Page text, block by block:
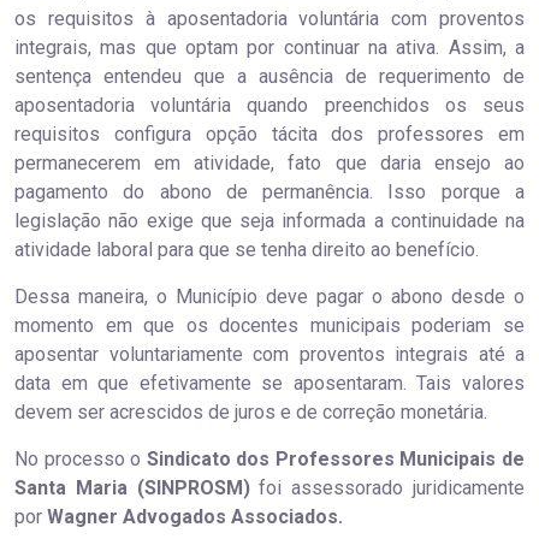
os requisitos à aposentadoria voluntária com proventos
integrais, mas que optam por continuar na ativa. Assim, a
sentença entendeu que a ausência de requerimento de
aposentadoria voluntária quando preenchidos os seus
requisitos configura opção tácita dos professores em
permanecerem em atividade, fato que daria ensejo ao
pagamento do abono de permanência. Isso porque a
legislação não exige que seja informada a continuidade na
atividade laboral para que se tenha direito ao benefício.
Dessa maneira, o Município deve pagar o abono desde o
momento em que os docentes municipais poderiam se
aposentar voluntariamente com proventos integrais até a
data em que efetivamente se aposentaram. Tais valores
devem ser acrescidos de juros e de correção monetária.
No processo o Sindicato dos Professores Municipais de
Santa Maria (SINPROSM)foi assessorado juridicamente
por Wagner Advogados Associados.